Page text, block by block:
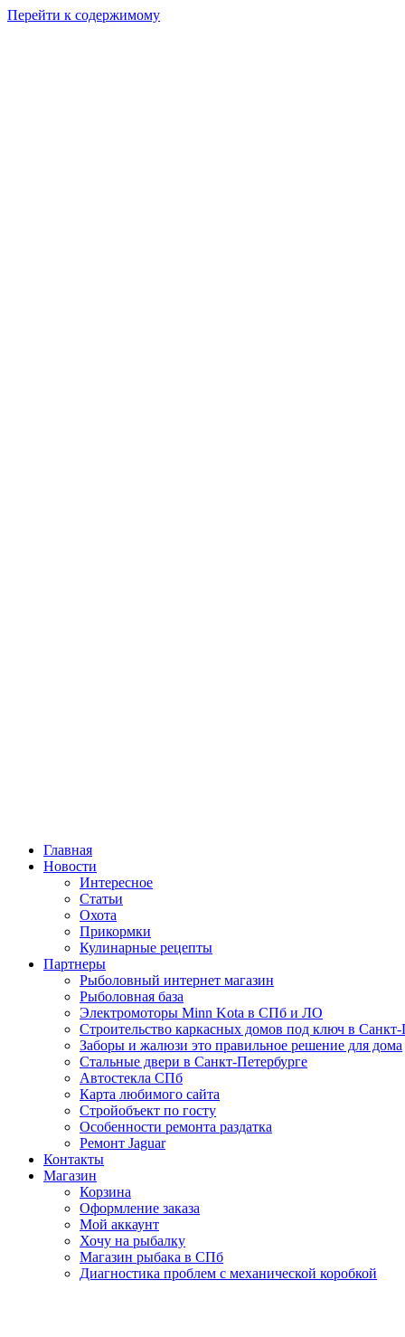
Перейти к содержимому
Главная
Новости
Интересное
Статьи
Охота
Прикормки
Кулинарные рецепты
Партнеры
Рыболовный интернет магазин
Рыболовная база
Электромоторы Minn Kota в СПб и ЛО
Строительство каркасных домов под ключ в Санкт-
Заборы и жалюзи это правильное решение для дома
Стальные двери в Санкт-Петербурге
Автостекла СПб
Карта любимого сайта
Стройобъект по госту
Особенности ремонта раздатка
Ремонт Jaguar
Контакты
Магазин
Корзина
Оформление заказа
Мой аккаунт
Хочу на рыбалку
Магазин рыбака в СПб
Диагностика проблем с механической коробкой